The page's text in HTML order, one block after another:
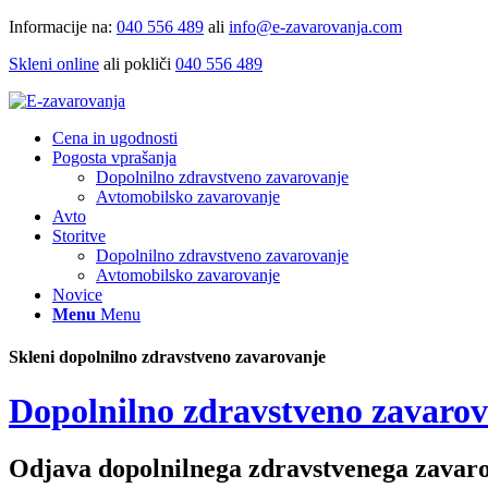
Informacije na: 040 556 489 ali info@e-zavarovanja.com
Skleni online ali pokliči 040 556 489
Cena in ugodnosti
Pogosta vprašanja
Dopolnilno zdravstveno zavarovanje
Avtomobilsko zavarovanje
Avto
Storitve
Dopolnilno zdravstveno zavarovanje
Avtomobilsko zavarovanje
Novice
Menu Menu
Skleni dopolnilno zdravstveno zavarovanje
Dopolnilno zdravstveno
Odjava dopolnilnega zdravstvenega